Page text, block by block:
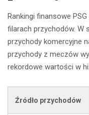
Rankingi finansowe
filarach przychodów. W
przychody komercyjne
przychody z meczów
rekordowe wartości w
Źródło przychodów